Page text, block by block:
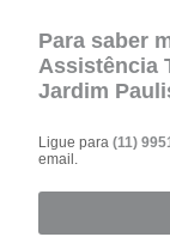
Para saber
Assistência
Jardim
Ligue para(11)
email.